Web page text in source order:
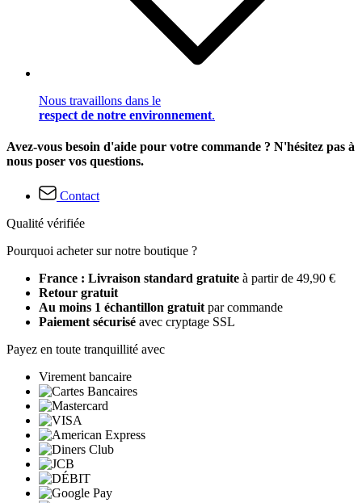
Nous travaillons dans le
respect de notre environnement.
Avez-vous besoin d'aide pour votre commande ? N'hésitez pas à
nous poser vos questions.
Contact
Qualité vérifiée
Pourquoi acheter sur notre boutique ?
France : Livraison standard gratuite à partir de 49,90 €
Retour gratuit
Au moins 1 échantillon gratuit par commande
Paiement sécurisé avec cryptage SSL
Payez en toute tranquillité avec
Virement bancaire